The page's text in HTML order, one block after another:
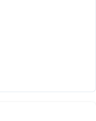
Studentski trg, i
platforme(najaviti se